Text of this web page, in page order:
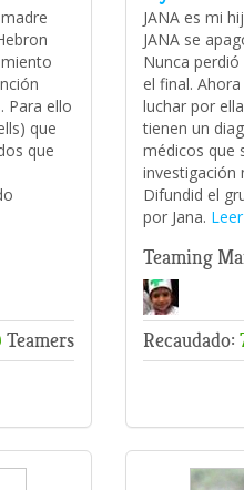
Para ello
que
que
Teamers
JANA es mi
JANA se
Nunca
el final.
luchar por
tienen un
médicos que
investigación
Difundid el
por Jana.
Teaming
Recaudado: